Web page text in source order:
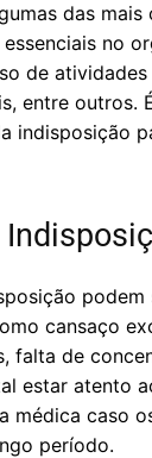
das mais
no
de
entre outros.
indisposição
cansaço
falta de
estar atento
médica caso
período.